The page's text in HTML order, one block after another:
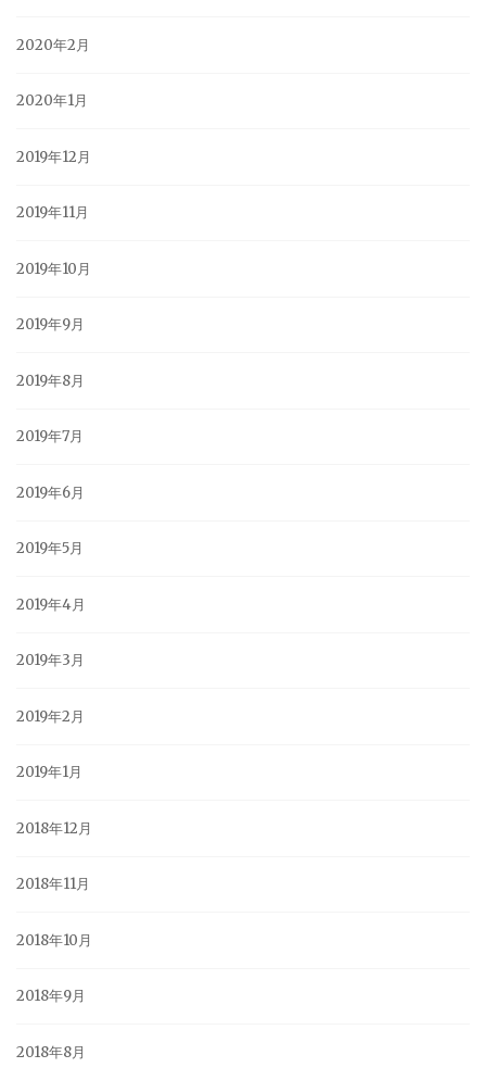
2020年2月
2020年1月
2019年12月
2019年11月
2019年10月
2019年9月
2019年8月
2019年7月
2019年6月
2019年5月
2019年4月
2019年3月
2019年2月
2019年1月
2018年12月
2018年11月
2018年10月
2018年9月
2018年8月